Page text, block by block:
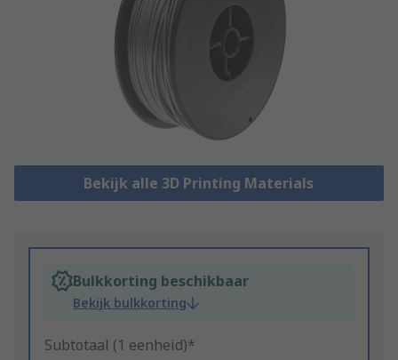
Bekijk alle 3D Printing Materials
Bulkkorting beschikbaar
Bekijk bulkkorting
Subtotaal (1 eenheid)*